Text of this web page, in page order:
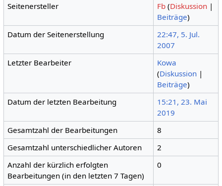
Seitenersteller Fb (Diskussion |
Beiträge)
Datum der Seitenerstellung
22:47, 5. Jul.
2007
Letzter Bearbeiter
Kowa
(Diskussion |
Beiträge)
Datum der letzten Bearbeitung
15:21, 23. Mai
2019
Gesamtzahl der Bearbeitungen
8
Gesamtzahl unterschiedlicher Autoren
2
Anzahl der kürzlich erfolgten
Bearbeitungen (in den letzten 7 Tagen)
0